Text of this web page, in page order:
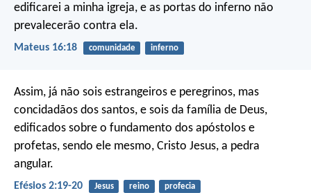
edificarei a minha igreja, e as portas do inferno não
prevalecerão contra ela.
Mateus 16:18 comunidade inferno
Assim, já não sois estrangeiros e peregrinos, mas
concidadãos dos santos, e sois da família de Deus,
edificados sobre o fundamento dos apóstolos e
profetas, sendo ele mesmo, Cristo Jesus, a pedra
angular.
Efésios 2:19-20 Jesus reino profecia